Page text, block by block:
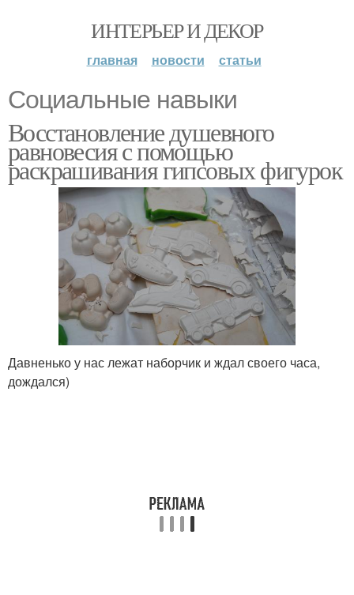
ИНТЕРЬЕР И ДЕКОР
главная новости статьи
Социальные навыки
Восстановление душевного
равновесия с помощью
раскрашивания гипсовых фигурок
Давненько у нас лежат наборчик и ждал своего часа,
дождался)